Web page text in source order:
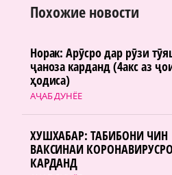
Похожие новости
АҶАБ ДУНЁЕ
Норак: Арӯсро дар рӯзи
ҷаноза карданд (4акс аз
ҳодиса)
ХУШХАБАР: ТАБИБОНИ ЧИН
ВАКСИНАИ
КАРДАНД